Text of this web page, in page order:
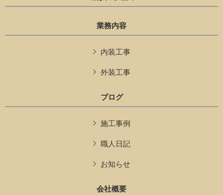
業務内容
内装工事
外装工事
ブログ
施工事例
職人日記
お知らせ
会社概要